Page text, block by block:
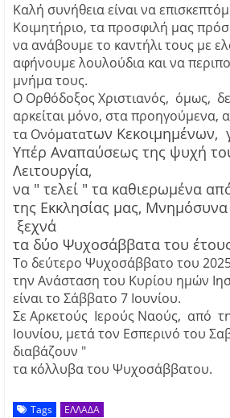
Καλή συνήθεια είναι να
Κοιμητήριο, τα προσφιλή μας
να ανάβουμε το καντήλι τους με
αφήνουμε λουλούδια και να
μνήμα τους.
Ο Ορθόδοξος Χριστιανός, όμως,
αρκείται μόνο, στα προηγούμενα,
τα Ονόματατων Κεκοιμημένων,
Υπέρ Αναπαύσεως της ψυχή
Λειτουργία,
να " τελεί " τα καθιερωμένα
της Εκκλησίας μας, Μνημόσυνα
ξεχνά
τα δύο Ψυχοσάββατα του
Το δεύτερο Ψυχοσάββατο του
την Ανάσταση του Κυρίου ημών
είναι το Σάββατο 7 Ιουνίου.
Σε Αρκετούς Ιερούς Ναούς, από
Ιουνίου, μετά τον Εσπερινό του
διαβάζουν "
τα κόλλυβα του Ψυχοσάββατου.
Tags ΕΛΛΑΔΑ